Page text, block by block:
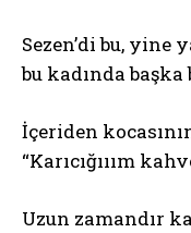
Sezen’di bu, yine
bu kadında
İçeriden
“Karıcığııım
Uzun zamandır